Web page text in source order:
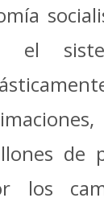
el
de
los